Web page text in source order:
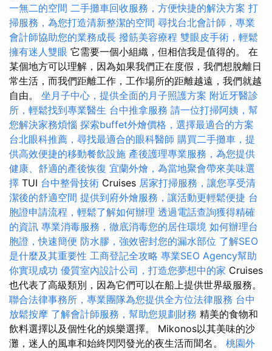
一無二的空間 二手攤車回收服務，方便快捷的解決方案 打
掃服務，為您打造清新整潔的空間 尋找台北會計師，專業
會計師協助您的業務成長 撥筋美容療程 雙眼皮手術，輕鬆
擁有迷人雙眼 它需要一個小組織，但相信我是值得的。 在
某個地方可以理解，因為如果我們正在度假，我們想脫離日
常生活，而我們距離工作，工作場所的距離越遠，我們就越
自由。 坐月子中心，提供全面的月子照護方案 附近牙醫診
所，輕鬆找到專業醫生 台中推拿服務 請一位打掃阿姨，幫
您解決家務煩惱 探索buffet外燴價格，選擇最適合的方案
台北眼科推薦，尋找最適合的眼科醫師 購買二手攤車，提
供高效便捷的移動餐飲設施 產後護理專業服務，為您提供
健康、舒適的產後恢復 宜蘭外燴，為當地聚會帶來美味選
擇 TUI 台中整骨技術 Cruises 居家打掃服務，讓您享受清
潔後的舒適空間 提供到府外燴服務，讓活動更輕鬆便捷 台
胞證申請流程，輕鬆了解如何辦理 透過電話查詢獲得精確
的資訊 專業消毒服務，徹底消毒您的居住環境 如何辦理台
胞證，快速簡便 防水膠，強效密封您的漏水部位 了解SEO
是什麼及其重要性 工商登記全攻略 專業SEO Agency幫助
你實現成功 優質室內設計公司，打造您夢想中的家 Cruises
也代表了高級類別，因為它們可以在船上提供世界級服務。
聯合法律事務所，專業團隊為您提供全方位法律服務 台中
放鬆按摩 了解會計師服務，幫助您規劃財務 精美的食物和
飲料選擇以及個性化的娛樂選擇。 Mikonos以其美味的沙
灘，迷人的風車和始終閃閃發光的夜生活而聞名。 桃園外